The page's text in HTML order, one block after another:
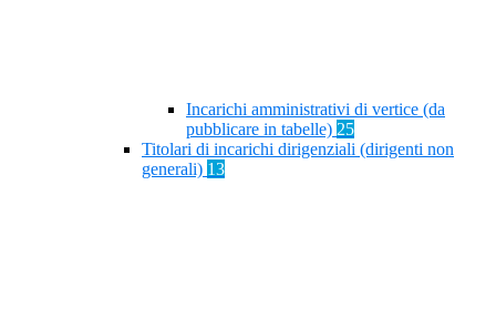
Incarichi amministrativi di vertice (da
pubblicare in tabelle) 25
Titolari di incarichi dirigenziali (dirigenti non
generali) 13